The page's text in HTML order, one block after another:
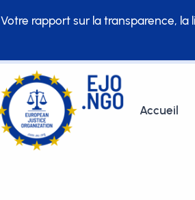
Votre rapport sur la transparence,
Accueil